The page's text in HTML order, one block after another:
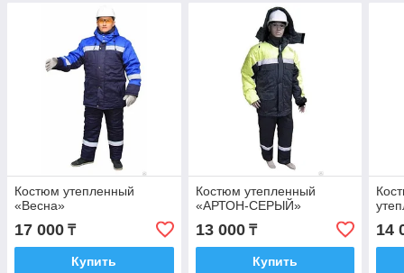
Костюм утепленный
«Весна»
17 000 ₸
Купить
Костюм утепленный
«АРТОН-СЕРЫЙ»
13 000₸
Купить
14